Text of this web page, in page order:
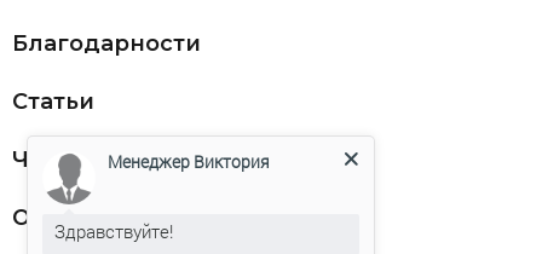
Благодарности
Статьи
Частникам
Оферта
Менеджер Виктория
Здравствуйте!